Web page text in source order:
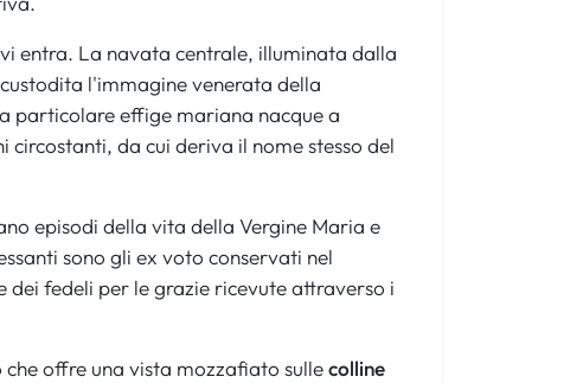
entra. La navata centrale, illuminata dalla
l'immagine venerata della
particolare effige mariana nacque a
da cui deriva il nome stesso del
episodi della vita della Vergine Maria e
sono gli ex voto conservati nel
fedeli per le grazie ricevute attraverso i
offre una vista mozzafiato sullecolline